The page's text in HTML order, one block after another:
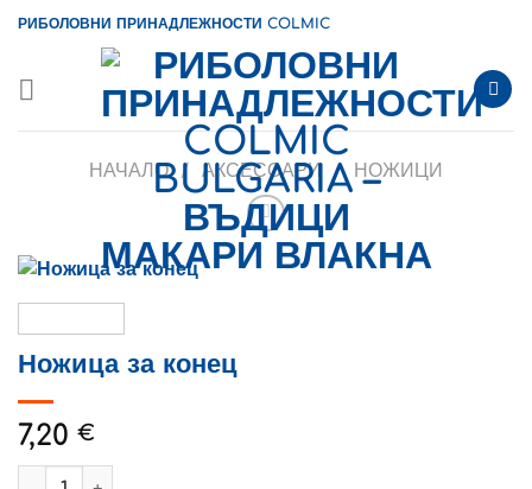
SkipРИБОЛОВНИ ПРИНАДЛЕЖНОСТИ COLMIC
НАЧАЛО / АКСЕСОАРИ / НОЖИЦИ
Ножица за конец
7,20 €
количество за Ножица за конец